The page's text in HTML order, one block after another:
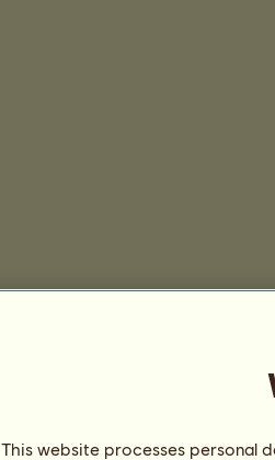
This website processes personal